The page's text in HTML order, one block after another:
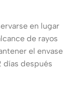
en lugar
de rayos
el envase
días después